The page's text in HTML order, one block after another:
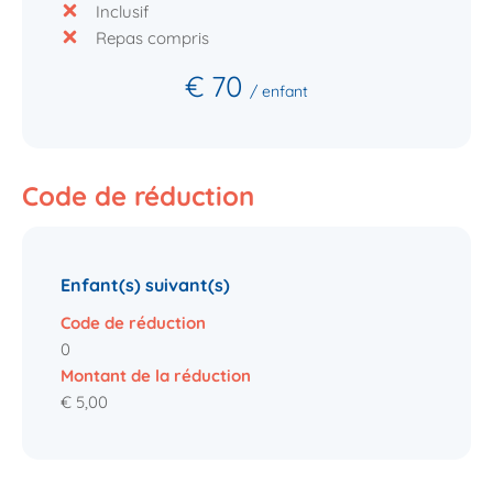
Inclusif
Repas compris
€ 70 / enfant
Code de réduction
Enfant(s) suivant(s)
Code de réduction
0
Montant de la réduction
€ 5,00